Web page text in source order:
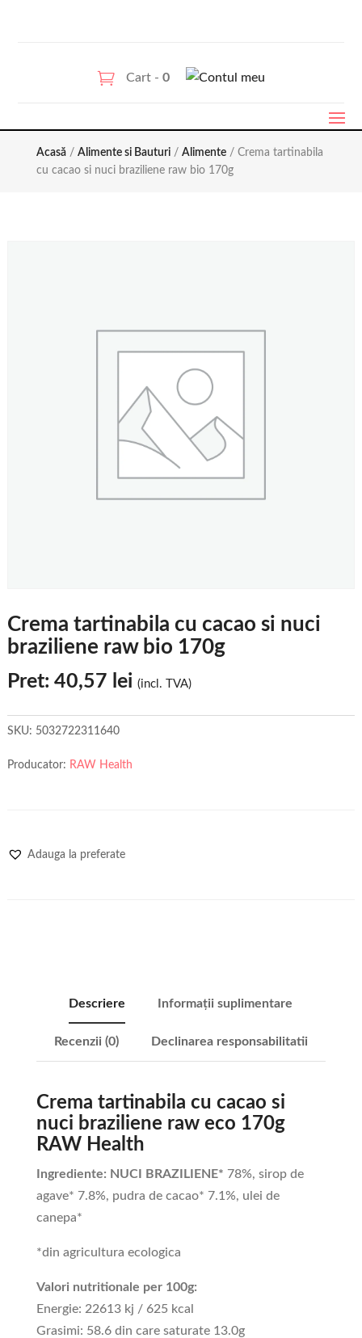
Cart - 0
Acasă/ Alimente si Bauturi/ Alimente/ Crema tartinabila
cu cacao si nuci braziliene raw bio 170g
Crema tartinabila cu cacao si nuci
braziliene raw bio 170g
Pret: 40,57 lei (incl. TVA)
SKU: 5032722311640
Producator: RAW Health
Adauga la preferate
Descriere Informații suplimentare
Recenzii (0) Declinarea responsabilitatii
Crema tartinabila cu cacao si
nuci braziliene raw eco 170g
RAW Health
Ingrediente: NUCI BRAZILIENE* 78%, sirop de
agave* 7.8%, pudra de cacao* 7.1%, ulei de
canepa*
*din agricultura ecologica
Valori nutritionale per 100g:
Energie: 22613 kj / 625 kcal
Grasimi: 58.6 din care saturate 13.0g